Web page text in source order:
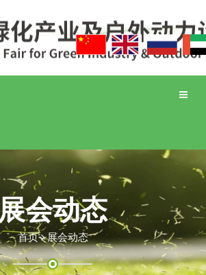
Toggle
展会动态
首页 展会动态